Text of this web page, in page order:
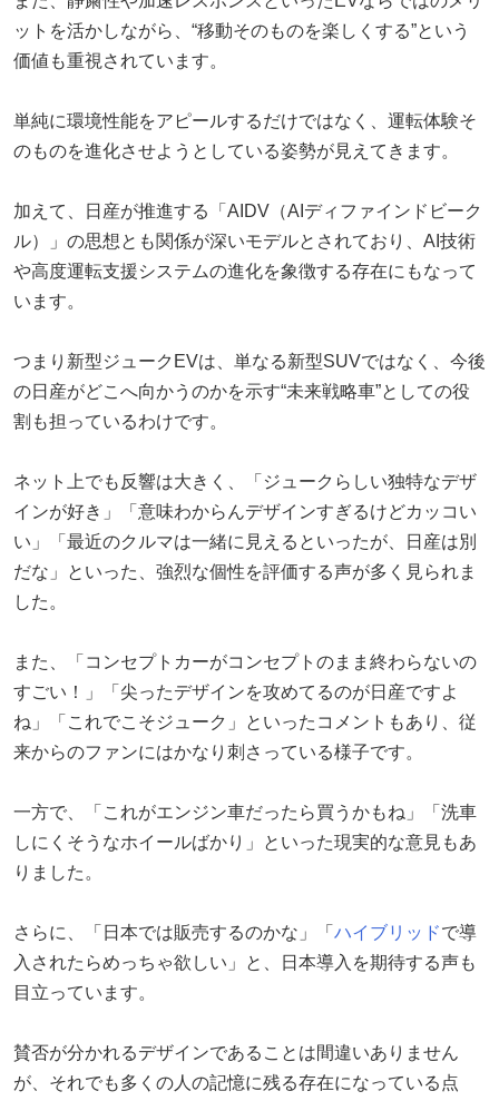
ットを活かしながら、“移動そのものを楽しくする”という
価値も重視されています。
単純に環境性能をアピールするだけではなく、運転体験そ
のものを進化させようとしている姿勢が見えてきます。
加えて、日産が推進する「AIDV（AIディファインドビーク
ル）」の思想とも関係が深いモデルとされており、AI技術
や高度運転支援システムの進化を象徴する存在にもなって
います。
つまり新型ジュークEVは、単なる新型SUVではなく、今後
の日産がどこへ向かうのかを示す“未来戦略車”としての役
割も担っているわけです。
ネット上でも反響は大きく、「ジュークらしい独特なデザ
インが好き」「意味わからんデザインすぎるけどカッコい
い」「最近のクルマは一緒に見えるといったが、日産は別
だな」といった、強烈な個性を評価する声が多く見られま
した。
また、「コンセプトカーがコンセプトのまま終わらないの
すごい！」「尖ったデザインを攻めてるのが日産ですよ
ね」「これでこそジューク」といったコメントもあり、従
来からのファンにはかなり刺さっている様子です。
一方で、「これがエンジン車だったら買うかもね」「洗車
しにくそうなホイールばかり」といった現実的な意見もあ
りました。
さらに、「日本では販売するのかな」「 ハイブリッドで導
入されたらめっちゃ欲しい」と、日本導入を期待する声も
目立っています。
賛否が分かれるデザインであることは間違いありません
が、それでも多くの人の記憶に残る存在になっている点